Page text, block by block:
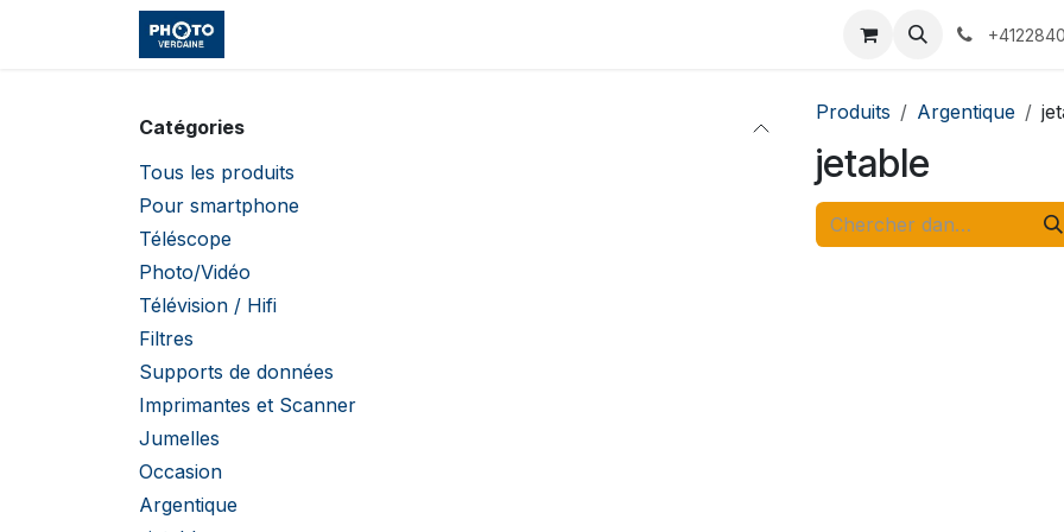
Se rendre au contenu
Événements Services
Catégories
Tous les produits
Pour smartphone
Téléscope
Photo/Vidéo
Télévision / Hifi
Filtres
Supports de données
Imprimantes et Scanner
Jumelles
Occasion
Argentique
Produits Argentique
jetable